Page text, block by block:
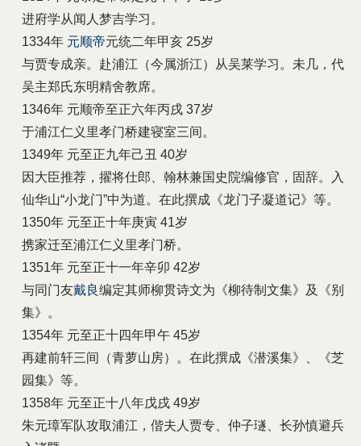
进府学从闻人梦吉学习。
1334年 元顺帝元统二年甲亥 25岁
与贾专成亲。赴浦江（今属浙江）从吴莱学习。未几，代
吴主郑氏东明精舍教席。
1346年 元顺帝至正六年丙戌 37岁
于浦江仁义里孝门桥建寝室三间。
1349年 元至正九年己丑 40岁
因大臣推荐，擢将仕郎、翰林兼国史院编修官，固辞。入
仙华山“小龙门”中为道。在此撰成《龙门子凝道记》等。
1350年 元至正十年庚寅 41岁
携家迁至浦江仁义里孝门桥。
1351年 元至正十一年辛卯 42岁
与同门友戴良编定其师柳贯诗文为《柳待制文集》及《别
集》。
1354年 元至正十四年甲午 45岁
再建前轩三间（青萝山房）。在此撰成《潜溪集》、《芝
园集》等。
1358年 元至正十八年戊戌 49岁
朱元璋军队攻取浦江，偕夫人贾专、仲子璲、长孙慎避兵